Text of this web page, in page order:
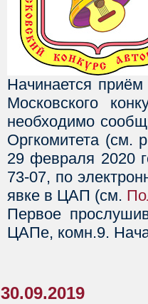
Начинается
Московского
необходимо
Оргкомитета (см.
29 февраля 2020
73-07, по
явке в ЦАП (см.
Первое
ЦАПе, комн.9.
30.09.2019